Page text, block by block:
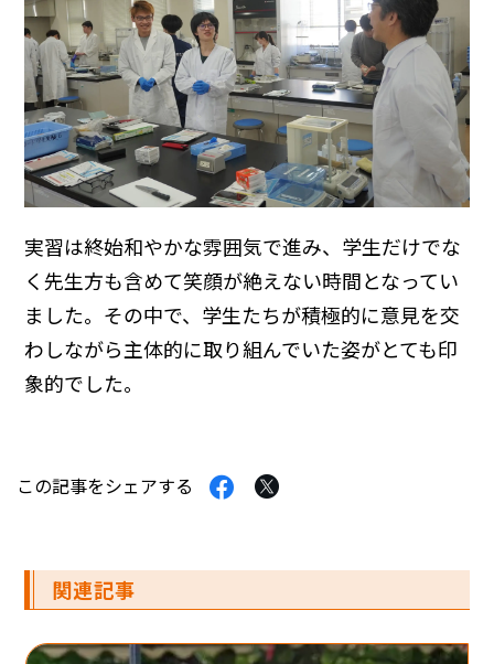
実習は終始和やかな雰囲気で進み、学生だけでな
く先生方も含めて笑顔が絶えない時間となってい
ました。その中で、学生たちが積極的に意見を交
わしながら主体的に取り組んでいた姿がとても印
象的でした。
この記事をシェアする Facebook
ア
る
Twitter
ア
る
関連記事